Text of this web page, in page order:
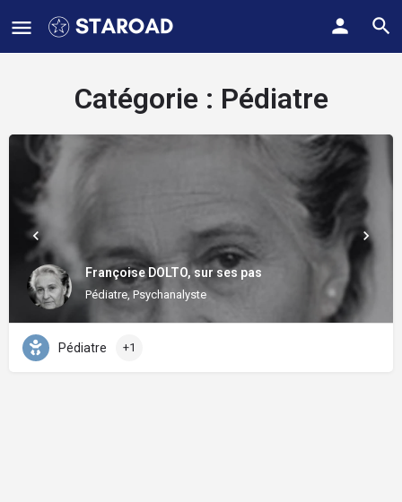
Catégorie : Pédiatre
Françoise DOLTO, sur ses pas
Pédiatre, Psychanalyste
Pédiatre +1